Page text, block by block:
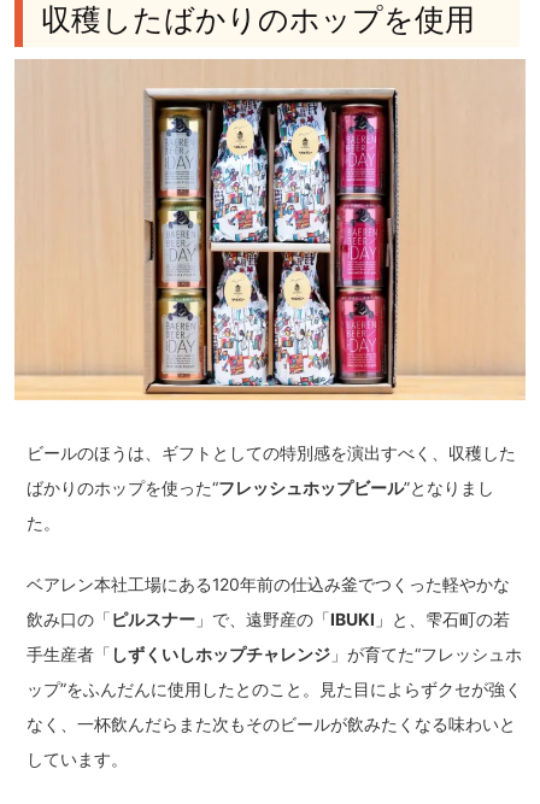
収穫したばかりのホップを使用
ビールのほうは、ギフトとしての特別感を演出すべく、収穫した
ばかりのホップを使った“フレッシュホップビール”となりまし
た。
ベアレン本社工場にある120年前の仕込み釜でつくった軽やかな
飲み口の「 ピルスナー 」で、遠野産の「IBUKI 」と、雫石町の若
手生産者「 しずくいしホップチャレンジ 」が育てた“フレッシュホ
ップ”をふんだんに使用したとのこと。見た目によらずクセが強く
なく、一杯飲んだらまた次もそのビールが飲みたくなる味わいと
しています。